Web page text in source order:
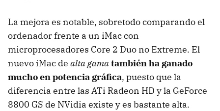
La mejora es notable, sobretodo comparando el
ordenador frente a un iMac con
microprocesadores Core 2 Duo no Extreme. El
nuevo iMac de alta gamatambién ha ganado
mucho en potencia gráfica, puesto que la
diferencia entre las ATi Radeon HD y la GeForce
8800 GS de NVidia existe y es bastante alta.